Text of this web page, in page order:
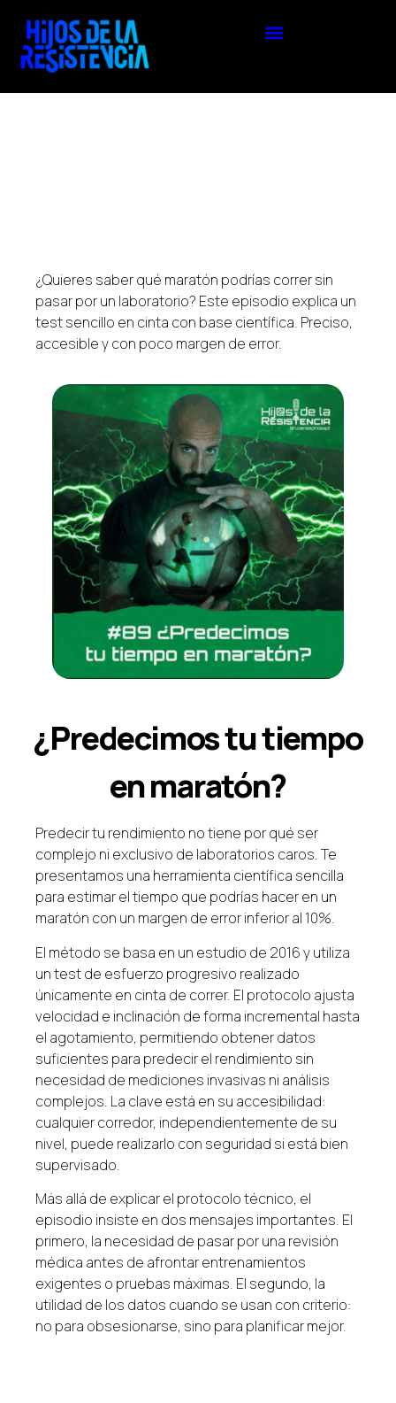
¿Quieres saber qué maratón podrías correr sin
pasar por un laboratorio? Este episodio explica un
test sencillo en cinta con base científica. Preciso,
accesible y con poco margen de error.
¿Predecimos tu tiempo
en maratón?
Predecir tu rendimiento no tiene por qué ser
complejo ni exclusivo de laboratorios caros. Te
presentamos una herramienta científica sencilla
para estimar el tiempo que podrías hacer en un
maratón con un margen de error inferior al 10%.
El método se basa en un estudio de 2016 y utiliza
un test de esfuerzo progresivo realizado
únicamente en cinta de correr. El protocolo ajusta
velocidad e inclinación de forma incremental hasta
el agotamiento, permitiendo obtener datos
suficientes para predecir el rendimiento sin
necesidad de mediciones invasivas ni análisis
complejos. La clave está en su accesibilidad:
cualquier corredor, independientemente de su
nivel, puede realizarlo con seguridad si está bien
supervisado.
Más allá de explicar el protocolo técnico, el
episodio insiste en dos mensajes importantes. El
primero, la necesidad de pasar por una revisión
médica antes de afrontar entrenamientos
exigentes o pruebas máximas. El segundo, la
utilidad de los datos cuando se usan con criterio:
no para obsesionarse, sino para planificar mejor.